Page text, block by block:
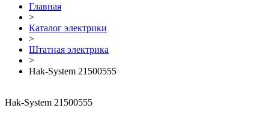
Главная
>
Каталог электрики
>
Штатная электрика
>
Hak-System 21500555
Hak-System 21500555